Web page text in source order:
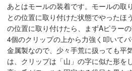
あとはモールの装着です。モールの取
との位置に取り付けた状態でやったほ
の位置に取り付けたら、まずAピラー
4個のクリップの上から力強く叩いて
金属製なので、少々手荒に扱っても平
は、クリップは「山」の字に似た形を